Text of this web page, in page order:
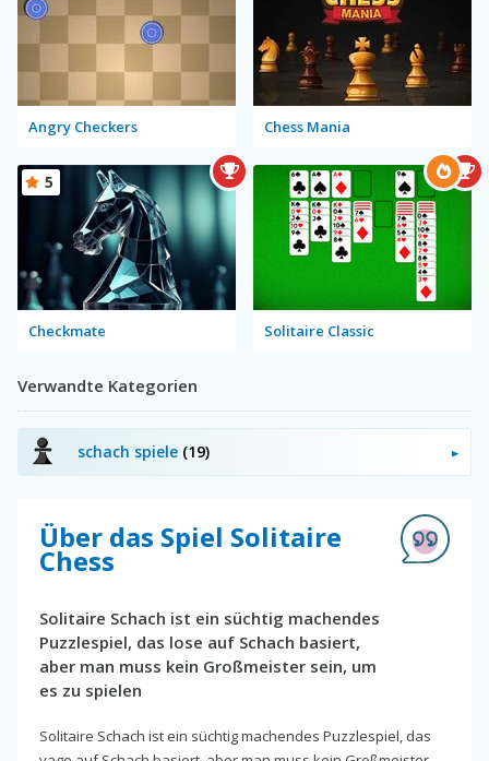
Angry Checkers Chess Mania
Checkmate
5
Solitaire Classic
Verwandte Kategorien
schach spiele (19)
Über das Spiel Solitaire
Chess
Solitaire Schach ist ein süchtig machendes
Puzzlespiel, das lose auf Schach basiert,
aber man muss kein Großmeister sein, um
es zu spielen
Solitaire Schach ist ein süchtig machendes Puzzlespiel, das